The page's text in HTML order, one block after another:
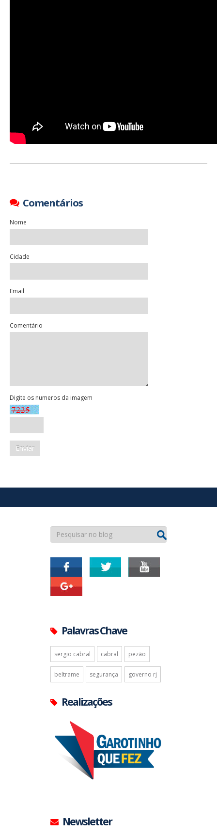
Comentários
Nome
Cidade
Email
Comentário
Digite os numeros da imagem
Palavras Chave
sergio cabral cabral pezão
beltrame segurança governo rj
Realizações
Newsletter